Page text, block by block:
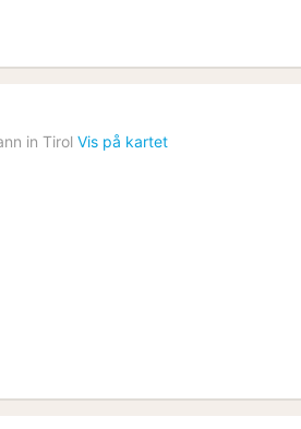
in Tirol Vis på kartet